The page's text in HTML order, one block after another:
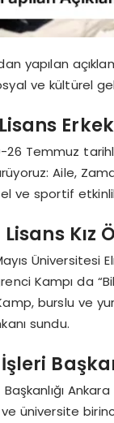
yapılan
ve kültürel
26 Temmuz
Aile,
ve sportif
Kız
Üniversitesi
Kampı da
burslu ve
sundu.
ve üniversite